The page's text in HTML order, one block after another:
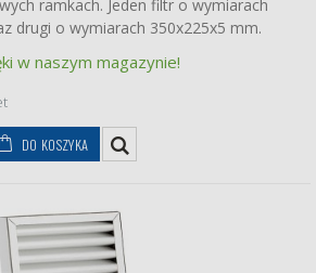
ramkach. Jeden filtr o wymiarach
drugi o wymiarach 350x225x5 mm.
w naszym magazynie!
DO KOSZYKA